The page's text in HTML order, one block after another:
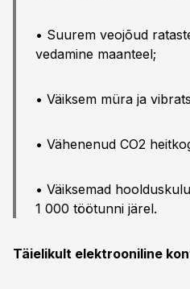
• Suurem veojõud
vedamine maanteel;
• Väiksem müra ja
• Vähenenud CO2
• Väiksemad
1 000 töötunni järel.
Täielikult elektrooniline